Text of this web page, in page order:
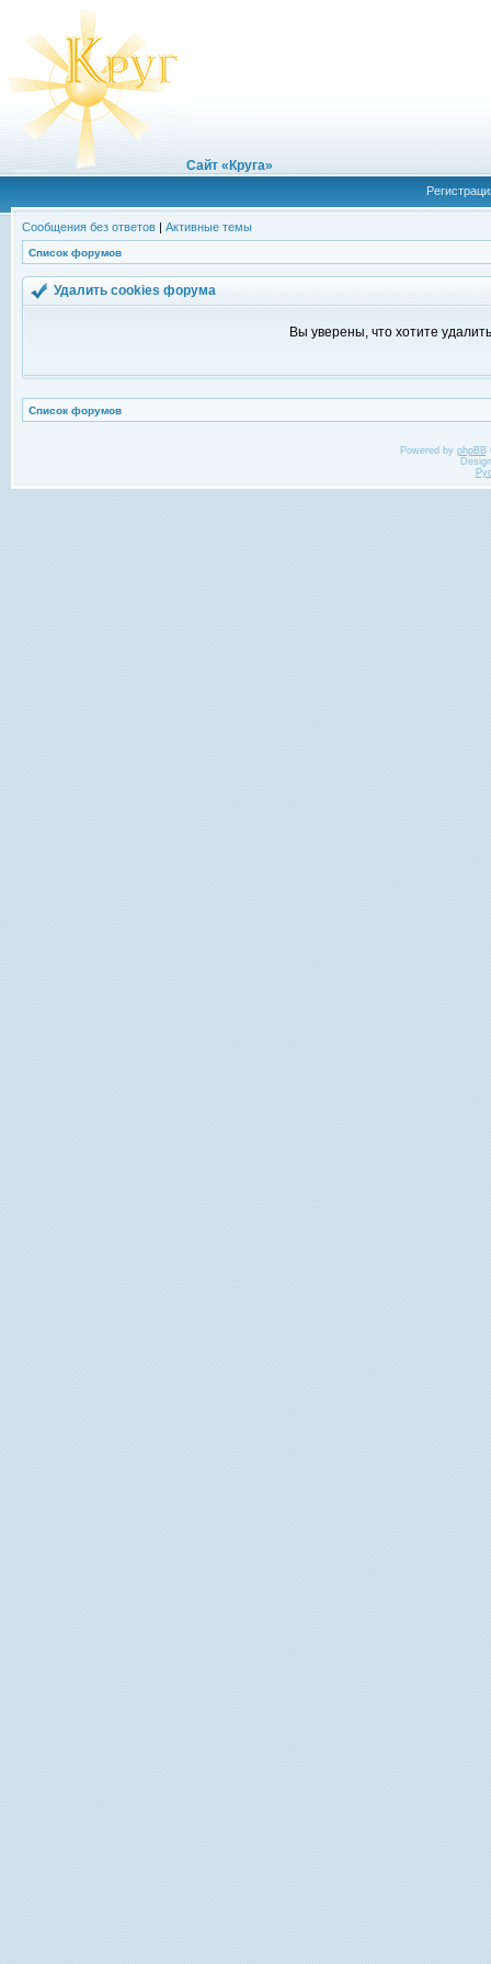
Сайт «Круга»
Сообщения без ответов | Активные темы
Список форумов
Удалить cookies форума
Вы уверены, что хотите
Список форумов
Powered by phpBB